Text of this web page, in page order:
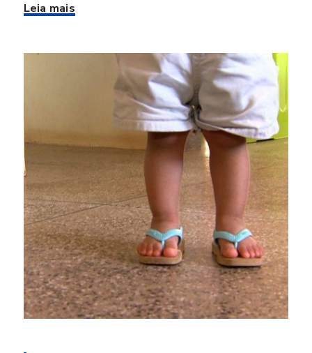
Leia mais